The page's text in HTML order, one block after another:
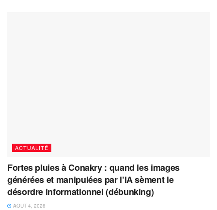
ACTUALITÉ
Fortes pluies à Conakry : quand les images
générées et manipulées par l’IA sèment le
désordre informationnel (débunking)
AOÛT 4, 2026